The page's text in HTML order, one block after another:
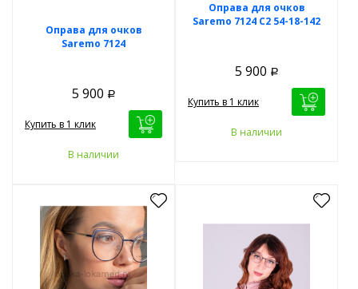
Оправа для очков
Saremo 7124
5 900 Р
Купить в 1 клик
В наличии
Оправа для очков
Saremo 7124 C2 54-18-142
5 900 Р
Купить в 1 клик
В наличии